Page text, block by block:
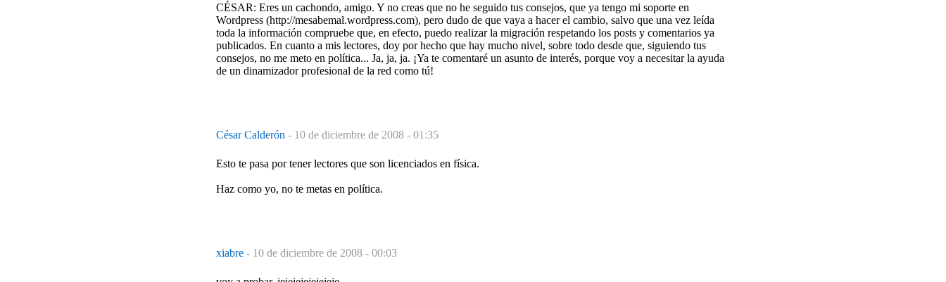
CÉSAR: Eres un cachondo, amigo. Y no creas que no he seguido tus consejos, que ya tengo mi soporte en
Wordpress (http://mesabemal.wordpress.com), pero dudo de que vaya a hacer el cambio, salvo que una vez leída
toda la información compruebe que, en efecto, puedo realizar la migración respetando los posts y comentarios ya
publicados. En cuanto a mis lectores, doy por hecho que hay mucho nivel, sobre todo desde que, siguiendo tus
consejos, no me meto en política... Ja, ja, ja. ¡Ya te comentaré un asunto de interés, porque voy a necesitar la ayuda
de un dinamizador profesional de la red como tú!
César Calderón - 10 de diciembre de 2008 - 01:35
Esto te pasa por tener lectores que son licenciados en física.
Haz como yo, no te metas en política.
xiabre - 10 de diciembre de 2008 - 00:03